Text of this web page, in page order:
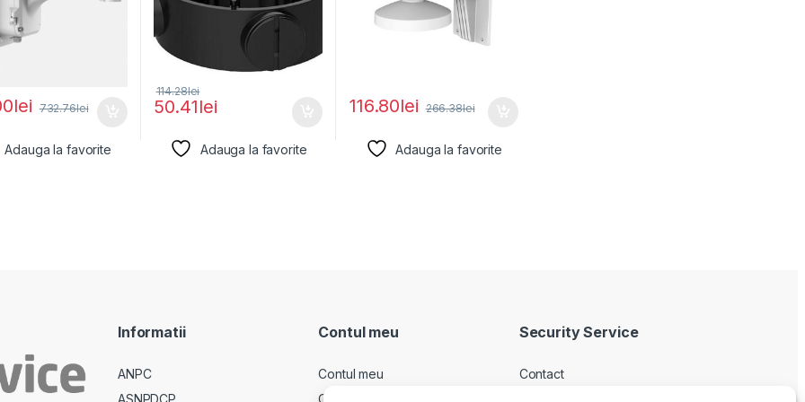
lei 732.76lei
Adauga la favorite
50.41lei
114.28lei
Adauga la favorite
116.80lei 266.38lei
Adauga la favorite
Informatii
ANPC
Contul meu
Contul meu
Security Service
Contact